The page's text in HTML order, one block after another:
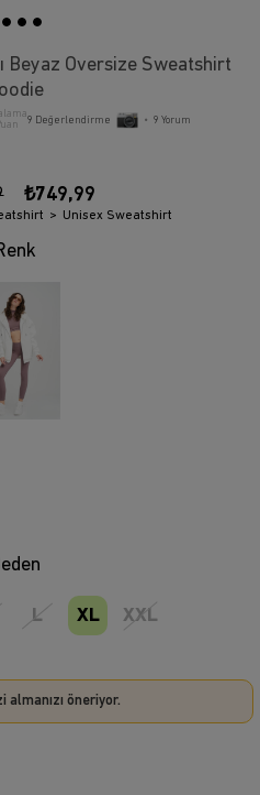
Beyaz Oversize Sweatshirt
9 Değerlendirme • 9 Yorum
₺749,99
Unisex Sweatshirt
L XL XXL
almanızı öneriyor.